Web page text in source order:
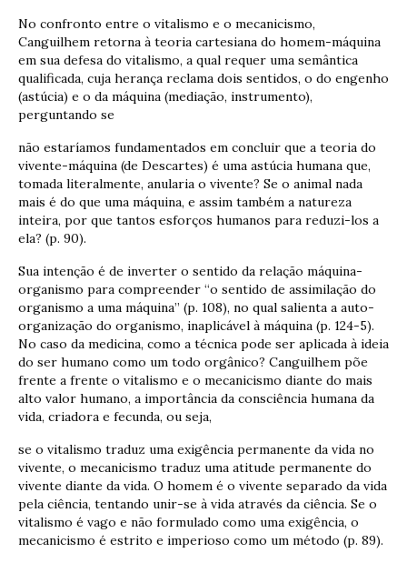
No confronto entre o vitalismo e o mecanicismo,
Canguilhem retorna à teoria cartesiana do homem-máquina
em sua defesa do vitalismo, a qual requer uma semântica
qualificada, cuja herança reclama dois sentidos, o do engenho
(astúcia) e o da máquina (mediação, instrumento),
perguntando se
não estaríamos fundamentados em concluir que a teoria do
vivente-máquina (de Descartes) é uma astúcia humana que,
tomada literalmente, anularia o vivente? Se o animal nada
mais é do que uma máquina, e assim também a natureza
inteira, por que tantos esforços humanos para reduzi-los a
ela? (p. 90).
Sua intenção é de inverter o sentido da relação máquina-
organismo para compreender “o sentido de assimilação do
organismo a uma máquina” (p. 108), no qual salienta a auto-
organização do organismo, inaplicável à máquina (p. 124-5).
No caso da medicina, como a técnica pode ser aplicada à ideia
do ser humano como um todo orgânico? Canguilhem põe
frente a frente o vitalismo e o mecanicismo diante do mais
alto valor humano, a importância da consciência humana da
vida, criadora e fecunda, ou seja,
se o vitalismo traduz uma exigência permanente da vida no
vivente, o mecanicismo traduz uma atitude permanente do
vivente diante da vida. O homem é o vivente separado da vida
pela ciência, tentando unir-se à vida através da ciência. Se o
vitalismo é vago e não formulado como uma exigência, o
mecanicismo é estrito e imperioso como um método (p. 89).